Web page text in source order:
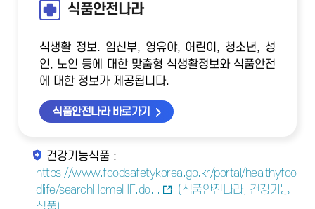
식품안전나라
식생활 정보. 임신부, 영유야, 어린이, 청소년, 성
인, 노인 등에 대한 맞춤형 식생활정보와 식품안전
에 대한 정보가 제공됩니다.
식품안전나라 바로가기
건강기능식품 :
https://www.foodsafetykorea.go.kr/portal/healthyfoo
dlife/searchHomeHF.do...
(식품안전나라, 건강기능